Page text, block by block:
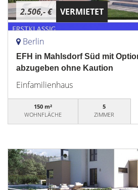
2.506,- € VERMIETET
Berlin
EFH in Mahlsdorf Süd mit
abzugeben ohne Kaution
Einfamilienhaus
150 m²
WOHNFLÄCHE
5
ZIMMER